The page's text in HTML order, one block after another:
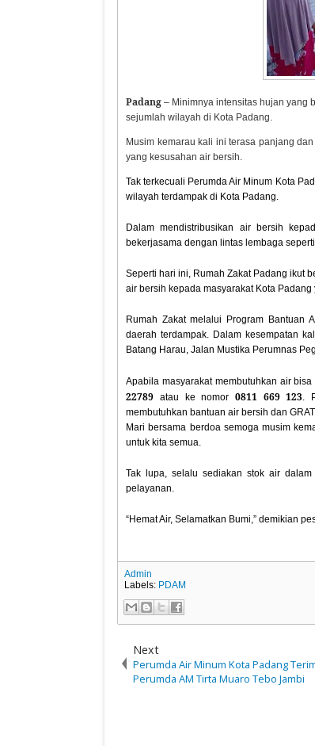
Padang – Minimnya intensitas hujan yang
sejumlah wilayah di Kota Padang.
Musim kemarau kali ini terasa panjang
yang kesusahan air bersih.
Tak terkecuali Perumda Air Minum Kota
wilayah terdampak di Kota Padang.
Dalam mendistribusikan air bersih
bekerjasama dengan lintas lembaga
Seperti hari ini, Rumah Zakat Padang ikut
air bersih kepada masyarakat Kota
Rumah Zakat melalui Program Bantuan
daerah terdampak. Dalam kesempatan
Batang Harau, Jalan Mustika Perumnas
Apabila masyarakat membutuhkan air
22789 atau ke nomor 0811 669 123.
membutuhkan bantuan air bersih dan
Mari bersama berdoa semoga musim
untuk kita semua.
Tak lupa, selalu sediakan stok air
pelayanan.
“Hemat Air, Selamatkan Bumi,” demikian
Admin
Labels: PDAM
Next
Perumda Air Minum Kota Padang
Perumda AM Tirta Muaro Tebo Jambi